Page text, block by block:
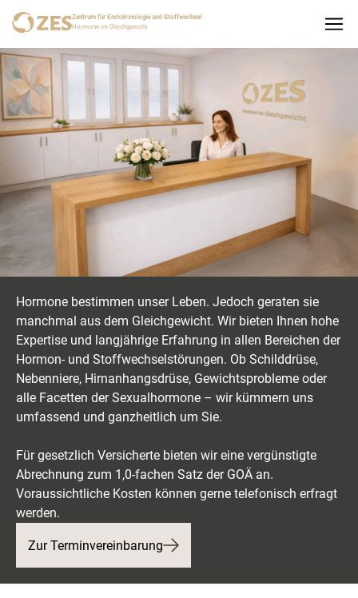
Zentrum für Endokrinologie und Stoffwechsel
Hormone im Gleichgewicht
Hormone bestimmen unser Leben. Jedoch geraten sie
manchmal aus dem Gleichgewicht. Wir bieten Ihnen hohe
Expertise und langjährige Erfahrung in allen Bereichen der
Hormon- und Stoffwechselstörungen. Ob Schilddrüse,
Nebenniere, Hirnanhangsdrüse, Gewichtsprobleme oder
alle Facetten der Sexualhormone – wir kümmern uns
umfassend und ganzheitlich um Sie.
Für gesetzlich Versicherte bieten wir eine vergünstigte
Abrechnung zum 1,0-fachen Satz der GOÄ an.
Voraussichtliche Kosten können gerne telefonisch erfragt
werden.
Zur Terminvereinbarung